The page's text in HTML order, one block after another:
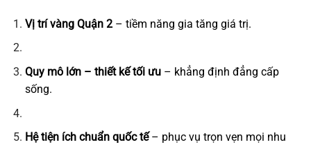
Vị trí vàng Quận 2– tiềm năng gia tăng giá trị.
Quy mô lớn – thiết kế tối ưu– khẳng định đẳng cấp
sống.
Hệ tiện ích chuẩn quốc tế– phục vụ trọn vẹn mọi nhu